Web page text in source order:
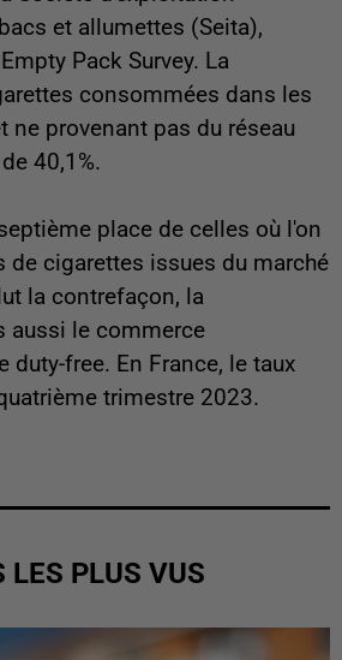
et allumettes (Seita),
Pack Survey. La
consommées dans les
ne provenant pas du réseau
40,1%.
place de celles où l'on
de cigarettes issues du marché
la contrefaçon, la
aussi le commerce
duty-free. En France, le taux
trimestre 2023.
LES PLUS VUS